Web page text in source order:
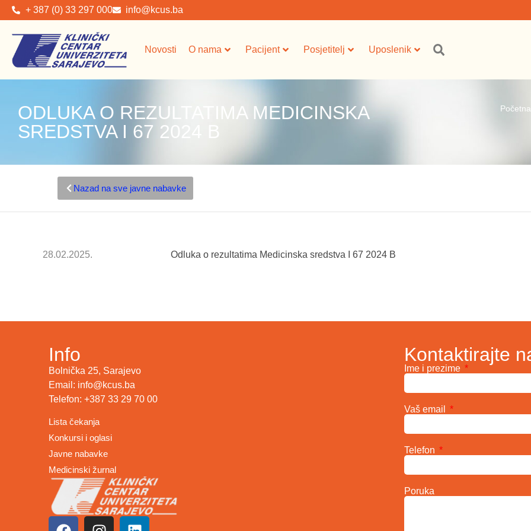
+ 387 (0) 33 297 000 info@kcus.ba
Novosti O nama Pacijent Posjetitelj Uposlenik
ODLUKA O REZULTATIMA MEDICINSKA
SREDSTVA I 67 2024 B
Početna
Nazad na sve javne nabavke
28.02.2025. Odluka o rezultatima Medicinska sredstva I 67 2024 B
Info
Bolnička 25, Sarajevo
Email: info@kcus.ba
Telefon: +387 33 29 70 00
Lista čekanja
Konkursi i oglasi
Javne nabavke
Medicinski žurnal
Kontaktirajte
Ime i prezime
Vaš email
Telefon
Poruka